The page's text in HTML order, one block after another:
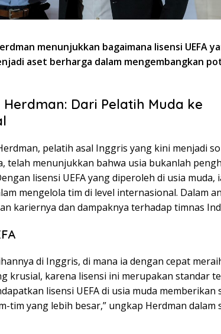
menunjukkan bagaimana lisensi UEFA
aset berharga dalam mengembangkan
Dari Pelatih Muda ke
pelatih asal Inggris yang kini menjadi
telah menunjukkan bahwa usia bukanlah
lisensi UEFA yang diperoleh di usia muda,
mengelola tim di level internasional. Dalam
kariernya dan dampaknya terhadap timnas
di Inggris, di mana ia dengan cepat
krusial, karena lisensi ini merupakan standar
lisensi UEFA di usia muda memberikan
tim yang lebih besar,” ungkap Herdman dalam